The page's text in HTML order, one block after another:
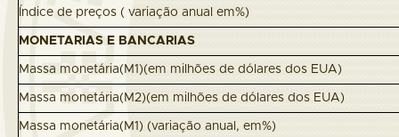
Índice de preços ( variação anual em%)
MONETARIAS E BANCARIAS
Massa monetária(M1)(em milhões de dólares dos EUA)
Massa monetária(M2)(em milhões de dólares dos EUA)
Massa monetária(M1) (variação anual, em%)